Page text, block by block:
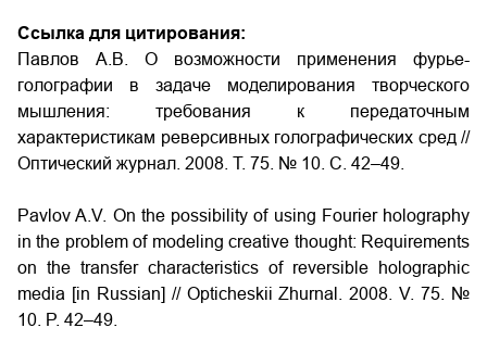
Ссылка для цитирования:
Павлов А.В. О возможности применения фурье-
голографии в задаче моделирования творческого
мышления: требования к передаточным
характеристикам реверсивных голографических сред //
Оптический журнал. 2008. Т. 75. № 10. С. 42–49.
Pavlov A.V. On the possibility of using Fourier holography
in the problem of modeling creative thought: Requirements
on the transfer characteristics of reversible holographic
media [in Russian] // Opticheskii Zhurnal. 2008. V. 75. №
10. P. 42–49.